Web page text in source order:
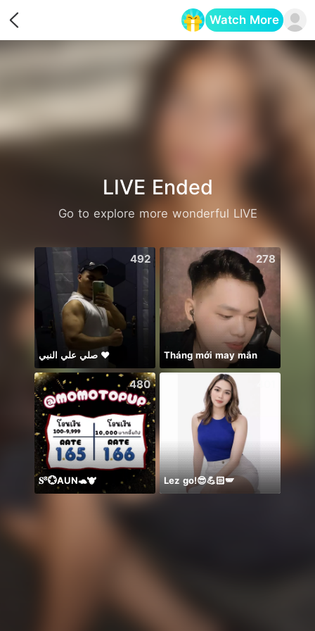
Watch More
LIVE Ended
Go to explore more wonderful LIVE
492
صلي علي النبي ♥️
278
Tháng mới may mắn
480
𝐒⁸💮AUN🐢🐮 Lez go!😎💪🏻🪽